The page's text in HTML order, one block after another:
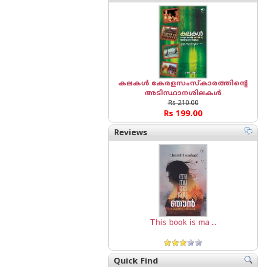
കലകൾ കേരളസംസ്കാരത്തിന്റെ
അടിസ്ഥാനശിലകൾ
Rs 210.00
Rs 199.00
Reviews
This book is ma ...
Quick Find